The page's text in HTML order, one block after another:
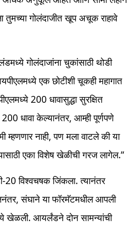
तुमच्या गोलंदाजीत खूप अचूक राहावे
गोलंदाजांना चुकांसाठी थोडी
एक छोटीशी चूकही महागात
200 धावासुद्धा सुरक्षित
धावा केल्यानंतर, आम्ही पूर्णपणे
म्हणणार नाही, पण मला वाटले की या
एका विशेष खेळीची गरज लागेल.”
20 विश्वचषक जिंकला. त्यानंतर
संघाने या फॉरमॅटमधील आपली
खेळली. आयर्लंडने दोन सामन्यांची